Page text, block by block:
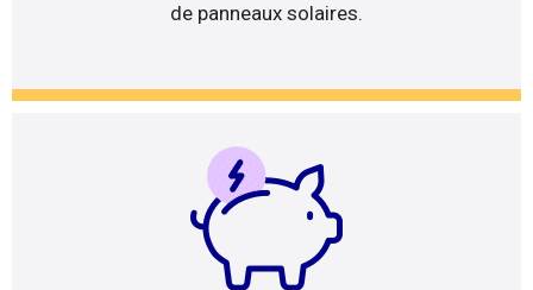
de panneaux solaires.